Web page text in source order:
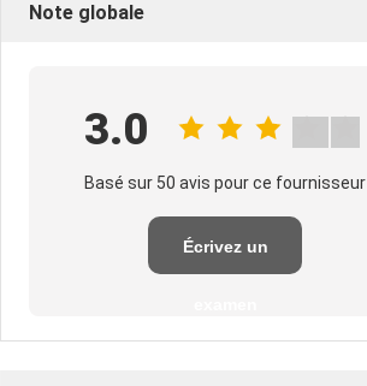
Note globale
3.0
Basé sur 50 avis pour ce fournisseur
Écrivez un